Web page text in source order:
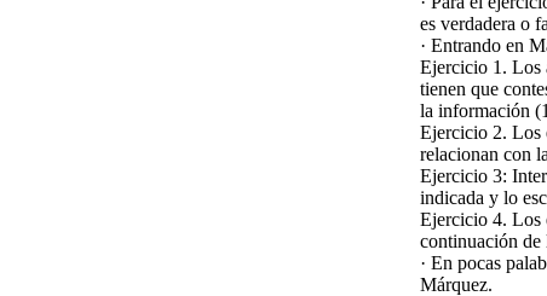
es verdadera o
· Entrando en
Ejercicio 1 . Los
tienen que
la información
Ejercicio 2. Los
relacionan con
Ejercicio 3:
indicada y lo
Ejercicio 4. Los
continuación
· En pocas
Márquez.